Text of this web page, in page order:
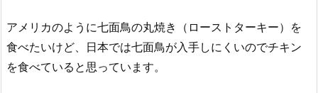
アメリカのように七面鳥の丸焼き（ローストターキー）を
食べたいけど、日本では七面鳥が入手しにくいのでチキン
を食べていると思っています。